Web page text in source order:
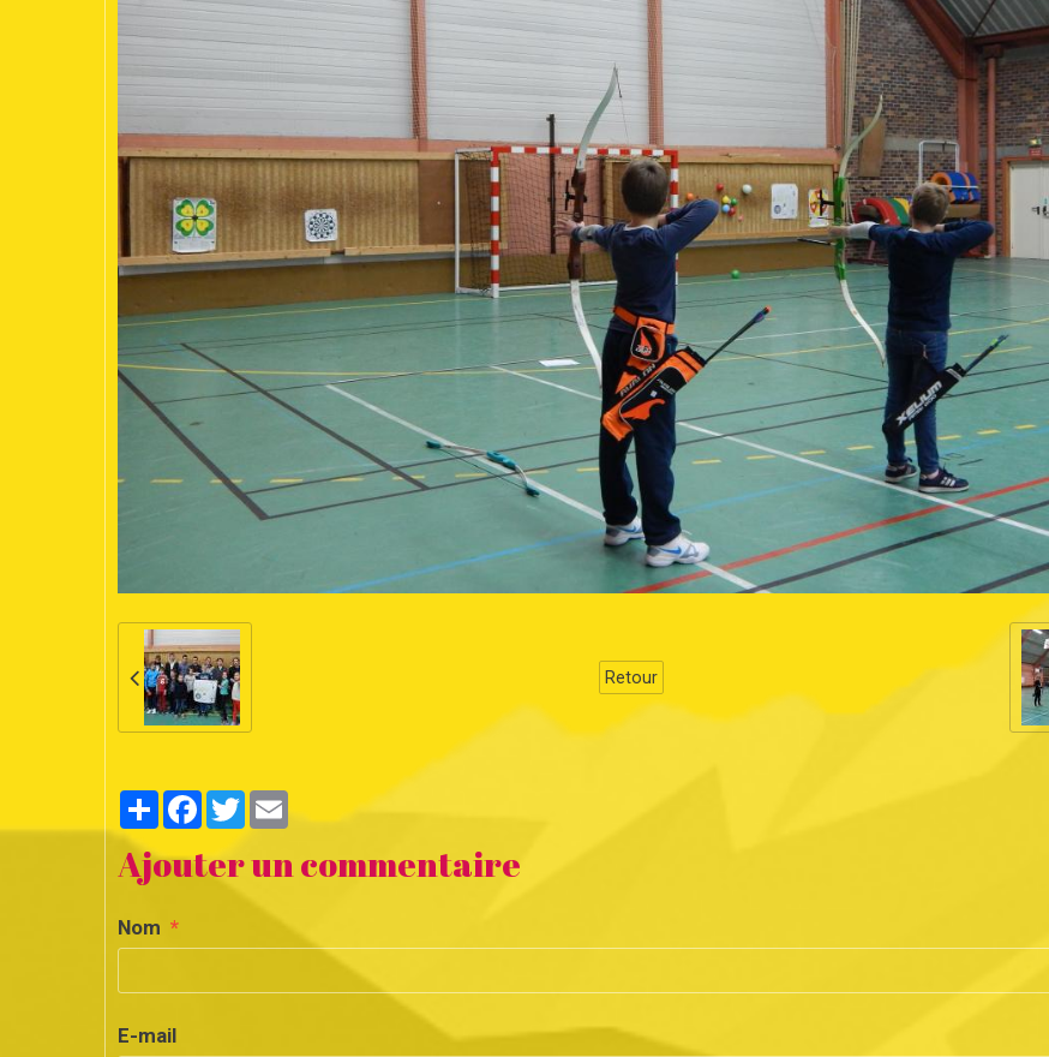
Retour
PartagerFacebook
Twitter
Ajouter un commentaire
Nom
E-mail